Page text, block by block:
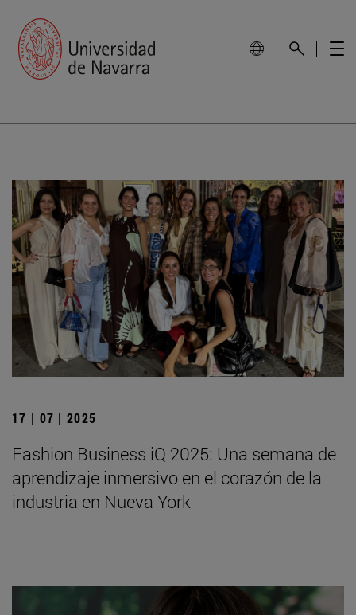
17 | 07 | 2025
Fashion Business iQ 2025: Una semana de
aprendizaje inmersivo en el corazón de la
industria en Nueva York